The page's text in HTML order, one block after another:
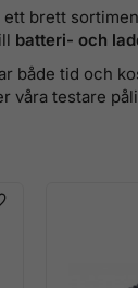
ett brett
batteri- och
både tid och
våra testare